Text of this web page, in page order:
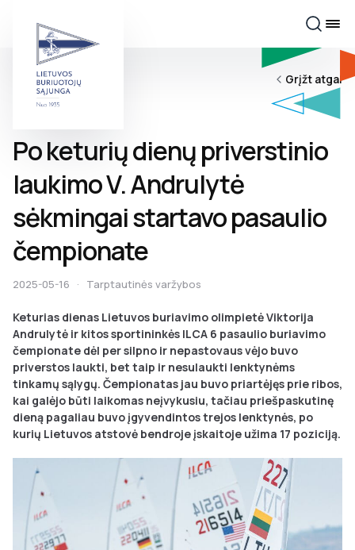
Grįžt atgal
Po keturių dienų priverstinio
laukimo V. Andrulytė
sėkmingai startavo pasaulio
čempionate
2025-05-16 · Tarptautinės varžybos
Keturias dienas Lietuvos buriavimo olimpietė Viktorija
Andrulytė ir kitos sportininkės ILCA 6 pasaulio buriavimo
čempionate dėl per silpno ir nepastovaus vėjo buvo
priverstos laukti, bet taip ir nesulaukti lenktynėms
tinkamų sąlygų. Čempionatas jau buvo priartėjęs prie ribos,
kai galėjo būti laikomas neįvykusiu, tačiau priešpaskutinę
dieną pagaliau buvo įgyvendintos trejos lenktynės, po
kurių Lietuvos atstovė bendroje įskaitoje užima 17 poziciją.